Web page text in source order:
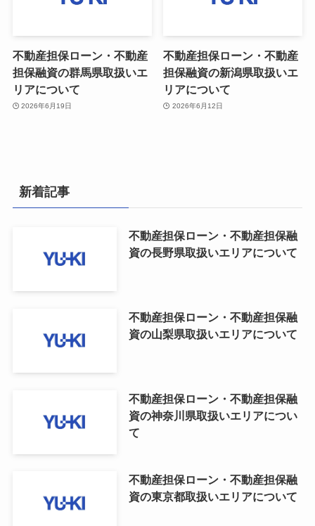
不動産担保ローン・不動産
担保融資の群馬県取扱いエ
リアについて
2026年6月19日
不動産担保ローン・不動産
担保融資の新潟県取扱いエ
リアについて
2026年6月12日
新着記事
不動産担保ローン・不動産担保融
資の長野県取扱いエリアについて
不動産担保ローン・不動産担保融
資の山梨県取扱いエリアについて
不動産担保ローン・不動産担保融
資の神奈川県取扱いエリアについ
て
不動産担保ローン・不動産担保融
資の東京都取扱いエリアについて